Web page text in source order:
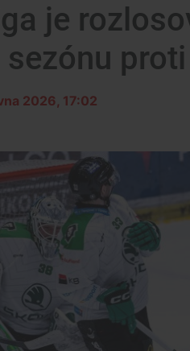
je
sezónu
2026, 17:02